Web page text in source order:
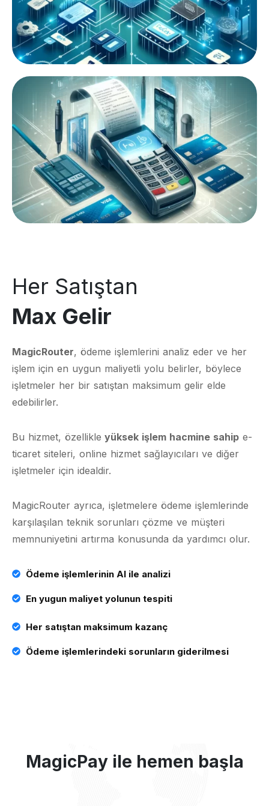
Her Satıştan
Max Gelir
MagicRouter, ödeme işlemlerini analiz eder ve her
işlem için en uygun maliyetli yolu belirler, böylece
işletmeler her bir satıştan maksimum gelir elde
edebilirler.
Bu hizmet, özellikle yüksek işlem hacmine sahip e-
ticaret siteleri, online hizmet sağlayıcıları ve diğer
işletmeler için idealdir.
MagicRouter ayrıca, işletmelere ödeme işlemlerinde
karşılaşılan teknik sorunları çözme ve müşteri
memnuniyetini artırma konusunda da yardımcı olur.
Ödeme işlemlerinin AI ile analizi
En yugun maliyet yolunun tespiti
Her satıştan maksimum kazanç
Ödeme işlemlerindeki sorunların giderilmesi
MagicPay ile hemen başla